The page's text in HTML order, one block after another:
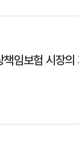
성과 블록체인의
, 스마트 컨트랙트의
편될 수 있음
결제·정산 효율화,
을 진행 중인 은행
테이블코인을 활용
및 특징
임보험 시장의
확산, 이해관계